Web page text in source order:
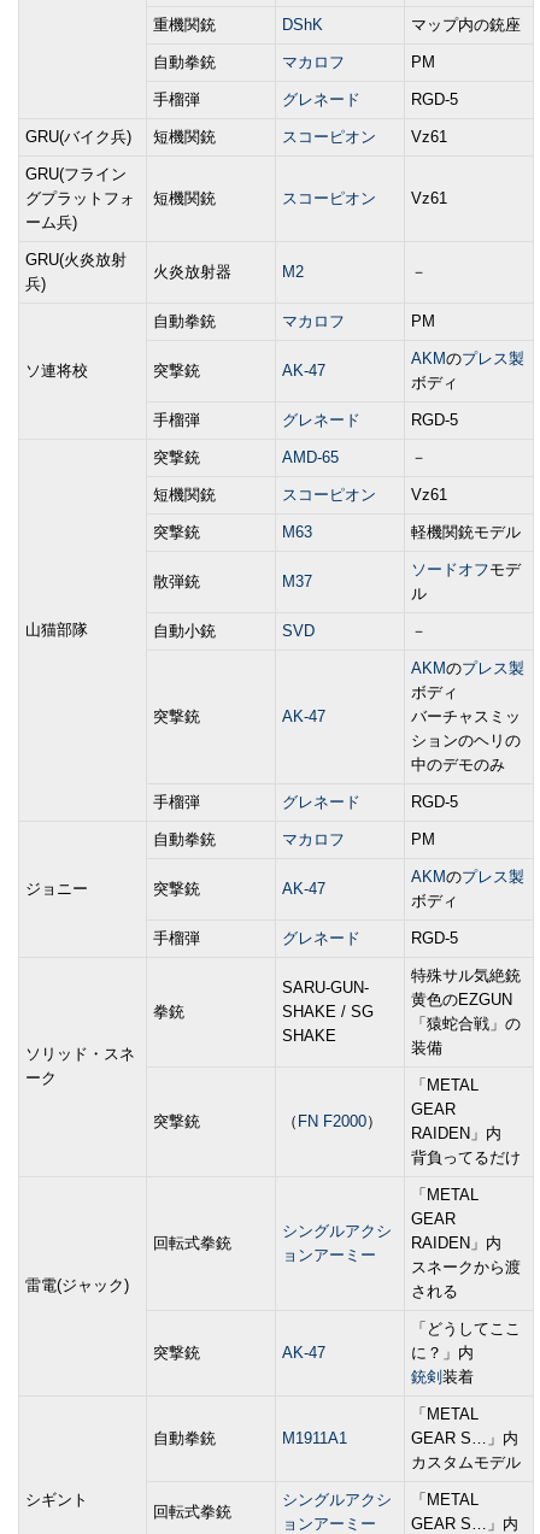
重機関銃 DShK マップ内の銃座
自動拳銃 マカロフ PM
手榴弾 グレネード RGD-5
GRU(バイク兵) 短機関銃 スコーピオン Vz61
GRU(フライン
グプラットフォ
ーム兵)
短機関銃 スコーピオン Vz61
GRU(火炎放射
兵)
火炎放射器 M2 －
ソ連将校
自動拳銃 マカロフ PM
突撃銃 AK-47
AKMのプレス製
ボディ
手榴弾 グレネード RGD-5
山猫部隊
突撃銃 AMD-65 －
短機関銃 スコーピオン Vz61
突撃銃 M63 軽機関銃モデル
散弾銃 M37
ソードオフモデ
ル
自動小銃 SVD －
突撃銃 AK-47
AKMのプレス製
ボディ
バーチャスミッ
ションのヘリの
中のデモのみ
手榴弾 グレネード RGD-5
ジョニー
自動拳銃 マカロフ PM
突撃銃 AK-47
AKMのプレス製
ボディ
手榴弾 グレネード RGD-5
ソリッド・スネ
ーク
拳銃
SARU-GUN-
SHAKE / SG
SHAKE
特殊サル気絶銃
黄色のEZGUN
「猿蛇合戦」の
装備
突撃銃 （ FN F2000）
「METAL
GEAR
RAIDEN」内
背負ってるだけ
雷電(ジャック)
回転式拳銃
シングルアクシ
ョンアーミー
「METAL
GEAR
RAIDEN」内
スネークから渡
される
突撃銃 AK-47
「どうしてここ
に？」内
銃剣 装着
シギント
自動拳銃 M1911A1
「METAL
GEAR S…」内
カスタムモデル
回転式拳銃
シングルアクシ
ョンアーミー
「METAL
GEAR S…」内